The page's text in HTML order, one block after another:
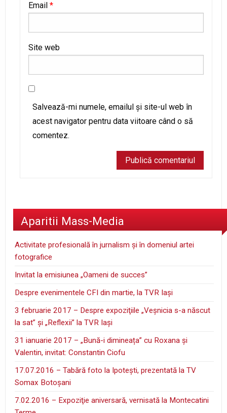
Email *
Site web
Salvează-mi numele, emailul și site-ul web în
acest navigator pentru data viitoare când o să
comentez.
Aparitii Mass-Media
Activitate profesională în jurnalism şi în domeniul artei
fotografice
Invitat la emisiunea „Oameni de succes”
Despre evenimentele CFI din martie, la TVR Iaşi
3 februarie 2017 – Despre expoziţiile „Veşnicia s-a născut
la sat” şi „Reflexii” la TVR Iaşi
31 ianuarie 2017 – „Bună-i dimineața” cu Roxana și
Valentin, invitat: Constantin Ciofu
17.07.2016 – Tabără foto la Ipoteşti, prezentată la TV
Somax Botoşani
7.02.2016 – Expoziţie aniversară, vernisată la Montecatini